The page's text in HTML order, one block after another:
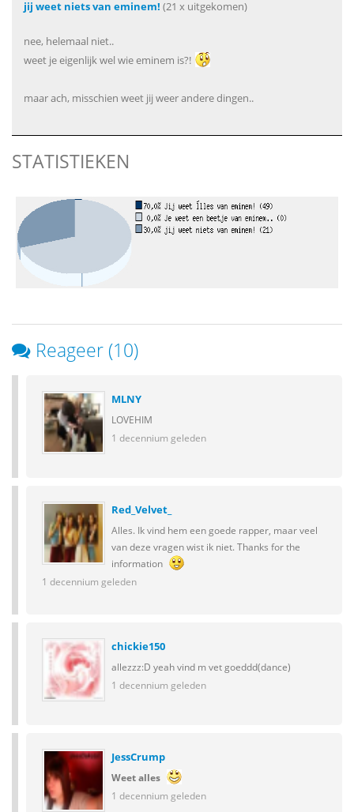
jij weet niets van eminem! (21 x uitgekomen)
nee, helemaal niet..
weet je eigenlijk wel wie eminem is?!
maar ach, misschien weet jij weer andere dingen..
STATISTIEKEN
Reageer (10)
MLNY
LOVEHIM
1 decennium geleden
Red_Velvet_
Alles. Ik vind hem een goede rapper, maar veel
van deze vragen wist ik niet. Thanks for the
information
1 decennium geleden
chickie150
allezzz:D yeah vind m vet goeddd(dance)
1 decennium geleden
JessCrump
Weet alles
1 decennium geleden